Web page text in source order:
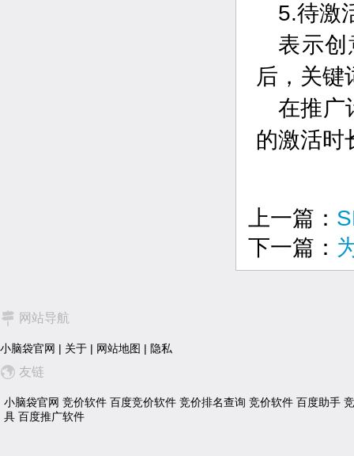
5.待激
表示创
后，关键
在推广
的激活时
上一篇：
下一篇：
网站导航
小脑袋官网 | 关于 | 网站地图 | 隐私
友链
小脑袋官网 竞价软件 百度竞价软件 竞价排名查询 竞价软件 百度助手
具 百度推广软件